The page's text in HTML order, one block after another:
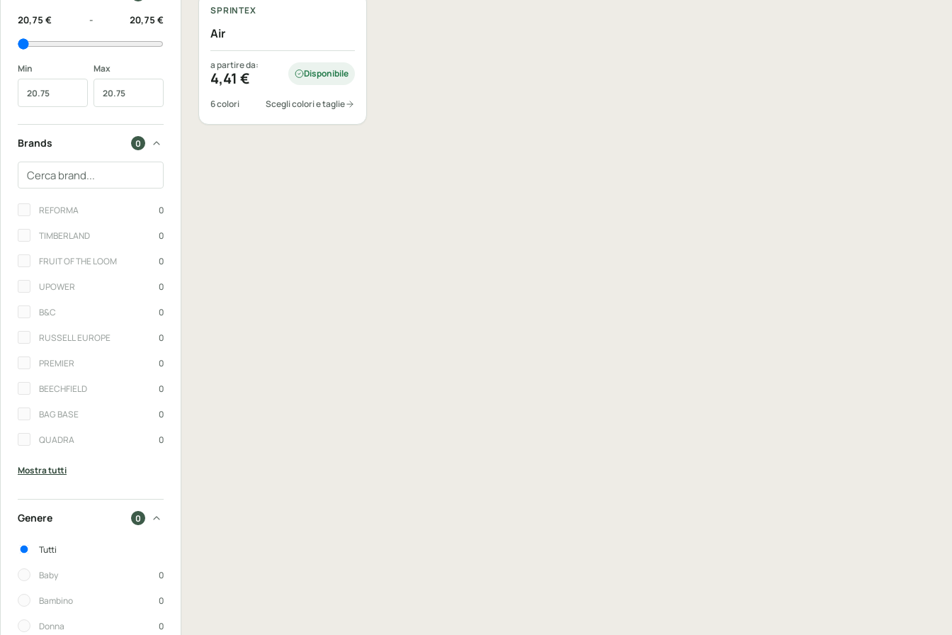
20,75 € - 20,75 €
Min Max
Brands 0
Cerca un brand
BrandsREFORMA 0
TIMBERLAND 0
FRUIT OF THE LOOM 0
UPOWER 0
B&C 0
RUSSELL EUROPE 0
PREMIER 0
BEECHFIELD 0
BAG BASE 0
QUADRA 0
Mostra tutti
Genere 0
Genere
Tutti
Baby 0
Bambino 0
Donna 0
SPRINTEX
Air
a partire da:
4,41 € Disponibile
6 colori Scegli colori e taglie